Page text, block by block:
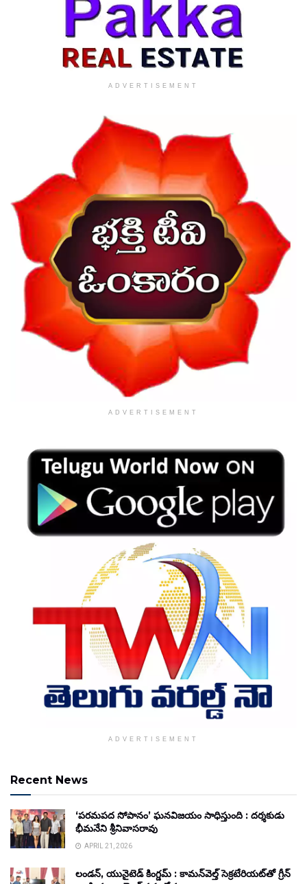
ADVERTISEMENT
ADVERTISEMENT
ADVERTISEMENT
Recent News
‘పరమపద సోపానం’ ఘనవిజయం సాధిస్తుంది : దర్శకుడు
భీమనేని శ్రీనివాసరావు
APRIL 21, 2026
లండన్, యునైటెడ్ కింగ్డమ్ : కామన్‌వెల్త్ సెక్రటేరియట్‌తో గ్రీన్